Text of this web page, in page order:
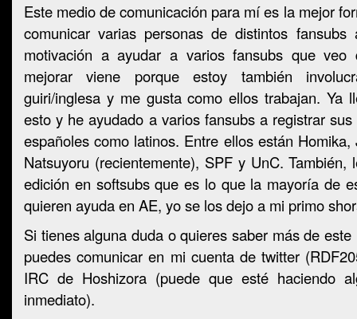
Este medio de comunicación para mí es la mejor
comunicar varias personas de distintos
motivación a ayudar a varios fansubs que veo
mejorar viene porque estoy también
guiri/inglesa y me gusta como ellos trabajan. Ya
esto y he ayudado a varios fansubs a registrar
españoles como latinos. Entre ellos están Homika,
Natsuyoru (recientemente), SPF y UnC.
edición en softsubs que es lo que la mayoría de
quieren ayuda en AE, yo se los dejo a mi primo
Si tienes alguna duda o quieres saber más de
puedes comunicar en mi cuenta de twitter
IRC de Hoshizora (puede que esté haciendo
inmediato).